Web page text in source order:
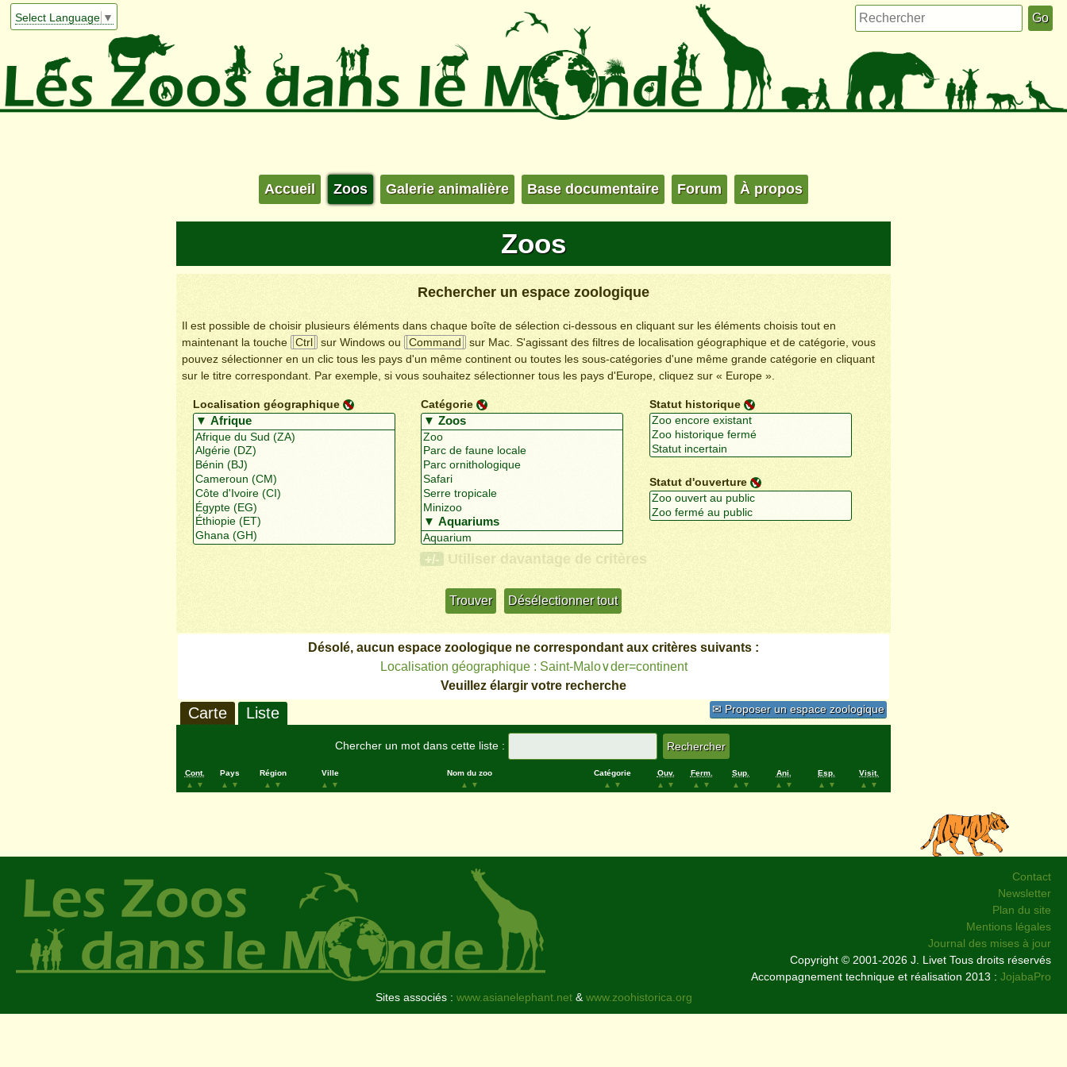
Select Language ▼
Accueil Zoos Galerie animalière Base documentaire Forum À propos
Zoos
Rechercher un espace zoologique
Il est possible de choisir plusieurs éléments dans chaque boîte de sélection ci-dessous en cliquant sur les éléments choisis tout en
maintenant la touche
Ctrl sur Windows ou Command
sur Mac. S'agissant des filtres de localisation géographique et de catégorie, vous
pouvez sélectionner en un clic tous les pays d'un même continent ou toutes les sous-catégories d'une même grande catégorie en cliquant
sur le titre correspondant. Par exemple, si vous souhaitez sélectionner tous les pays d'Europe, cliquez sur « Europe ».
Localisation géographique Catégorie Statut historique
Statut d'ouverture
+/- Utiliser davantage de critères
Désolé, aucun espace zoologique ne correspondant aux critères suivants :
Localisation géographique : Saint-Malo∨der=continent
Veuillez élargir votre recherche
✉ Proposer un espace zoologique
Carte Liste
Chercher un mot dans cette liste :
Cont.
▲
▼
Pays
▲
▼
Région
▲
▼
Ville
▲
▼
Nom du zoo
▲
▼
Catégorie
▲
▼
Ouv.
▲
▼
Ferm.
▲
▼
Sup.
▲
▼
Ani.
▲
▼
Esp.
▲
▼
Visit.
▲
▼
Contact
Newsletter
Plan du site
Mentions légales
Journal des mises à jour
Copyright © 2001-2026 J. Livet Tous droits réservés
Accompagnement technique et réalisation 2013 : JojabaPro
Sites associés : www.asianelephant.net&www.zoohistorica.org